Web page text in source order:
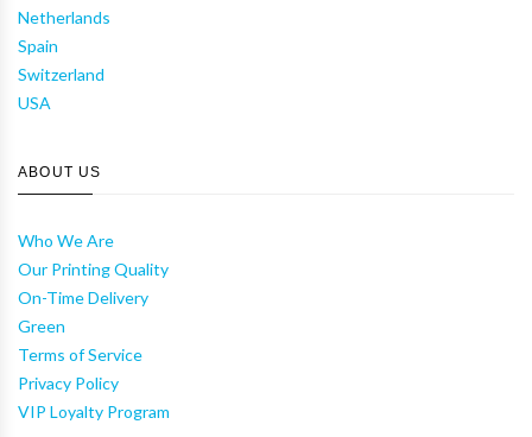
Netherlands
Spain
Switzerland
USA
ABOUT US
Who We Are
Our Printing Quality
On-Time Delivery
Green
Terms of Service
Privacy Policy
VIP Loyalty Program